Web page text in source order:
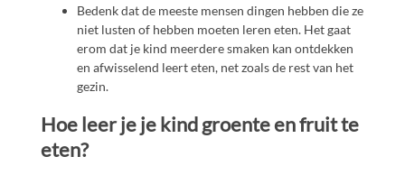
Bedenk dat de meeste mensen dingen hebben die ze
niet lusten of hebben moeten leren eten. Het gaat
erom dat je kind meerdere smaken kan ontdekken
en afwisselend leert eten, net zoals de rest van het
gezin.
Hoe leer je je kind groente en fruit te
eten?